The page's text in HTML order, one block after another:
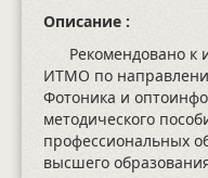
Описание :
Рекомендовано к
ИТМО по
Фотоника и
методического
профессиональных
высшего